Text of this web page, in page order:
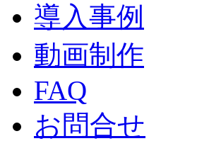
導入事例
動画制作
FAQ
お問合せ